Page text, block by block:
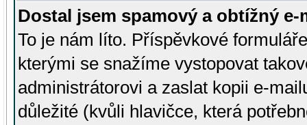
Dostal jsem spamový a obtížný
To je nám líto. Příspěvkové
kterými se snažíme vystopovat
administrátorovi a zaslat kopii e-
důležité (kvůli hlavičce, která